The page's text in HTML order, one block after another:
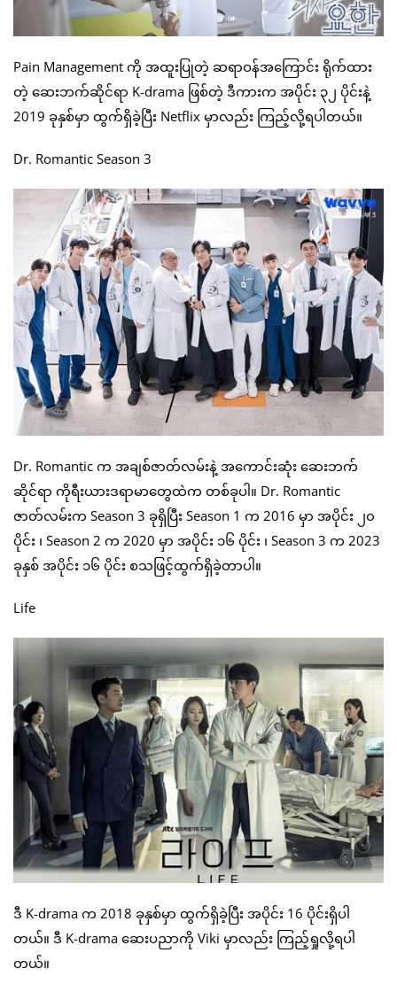
Pain Management ကို အထူးပြုတဲ့ ဆရာဝန်အကြောင်း ရိုက်ထား
တဲ့ ဆေးဘက်ဆိုင်ရာ K-drama ဖြစ်တဲ့ ဒီကားက အပိုင်း ၃၂ ပိုင်းနဲ့
2019 ခုနှစ်မှာ ထွက်ရှိခဲ့ပြီး Netflix မှာလည်း ကြည့်လို့ရပါတယ်။
Dr. Romantic Season 3
Dr. Romantic က အချစ်ဇာတ်လမ်းနဲ့ အကောင်းဆုံး ဆေးဘက်
ဆိုင်ရာ ကိုရီးယားဒရာမာတွေထဲက တစ်ခုပါ။ Dr. Romantic
ဇာတ်လမ်းက Season 3 ခုရှိပြီး Season 1 က 2016 မှာ အပိုင်း ၂၀
ပိုင်း ၊ Season 2 က 2020 မှာ အပိုင်း ၁၆ ပိုင်း ၊ Season 3 က 2023
ခုနှစ် အပိုင်း ၁၆ ပိုင်း စသဖြင့်ထွက်ရှိခဲ့တာပါ။
Life
ဒီ K-drama က 2018 ခုနှစ်မှာ ထွက်ရှိခဲ့ပြီး အပိုင်း 16 ပိုင်းရှိပါ
တယ်။ ဒီ K-drama ဆေးပညာကို Viki မှာလည်း ကြည့်ရှုလို့ရပါ
တယ်။